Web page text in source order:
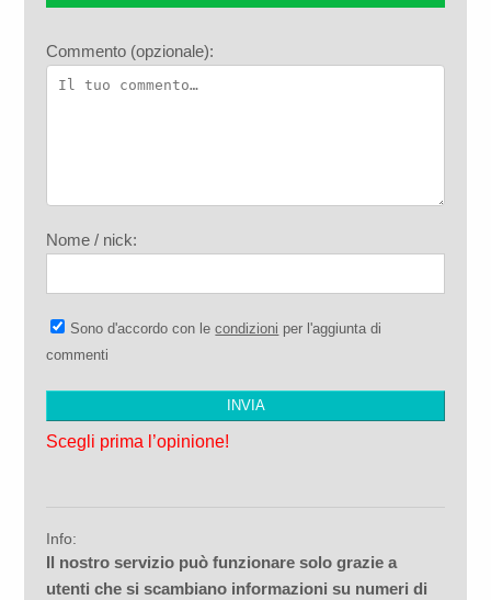
Commento (opzionale):
Nome / nick:
Sono d'accordo con lecondizioni per l'aggiunta di
commenti
Scegli prima l’opinione!
Info:
Il nostro servizio può funzionare solo grazie a
utenti che si scambiano informazioni su numeri di